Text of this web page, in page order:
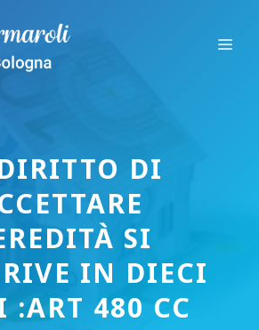
DI
SI
IN DIECI
:ART 480 CC